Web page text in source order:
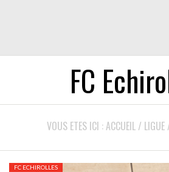
FC
VOUS ETES ICI : ACCUEIL / LIGUE
FC ECHIROLLES